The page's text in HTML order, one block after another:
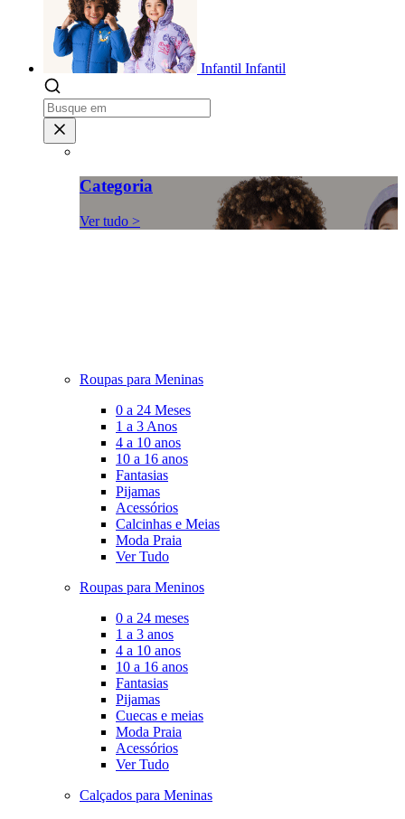
Infantil Infantil
Categoria
Ver tudo >
Roupas para Meninas
0 a 24 Meses
1 a 3 Anos
4 a 10 anos
10 a 16 anos
Fantasias
Pijamas
Acessórios
Calcinhas e Meias
Moda Praia
Ver Tudo
Roupas para Meninos
0 a 24 meses
1 a 3 anos
4 a 10 anos
10 a 16 anos
Fantasias
Pijamas
Cuecas e meias
Moda Praia
Acessórios
Ver Tudo
Calçados para Meninas